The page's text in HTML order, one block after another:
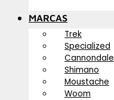
MARCAS
Trek
Specialized
Cannondale
Shimano
Moustache
Woom